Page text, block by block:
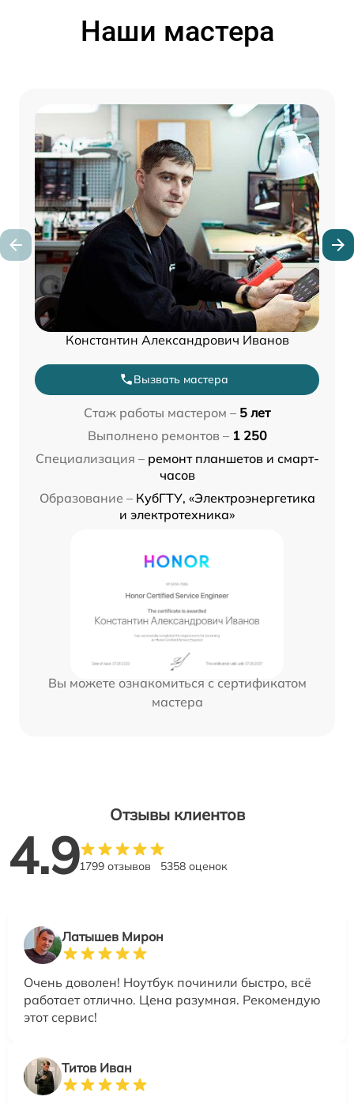
Наши мастера
Константин Александрович Иванов
Вызвать мастера
Стаж работы мастером – 5 лет
Выполнено ремонтов – 1 250
Специализация – ремонт планшетов и смарт-
часов
Образование – КубГТУ, «Электроэнергетика
и электротехника»
Вы можете ознакомиться с сертификатом
мастера
Отзывы клиентов
4.91799 отзывов 5358 оценок
Латышев Мирон
Очень доволен! Ноутбук починили быстро, всё
работает отлично. Цена разумная. Рекомендую
этот сервис!
Титов Иван